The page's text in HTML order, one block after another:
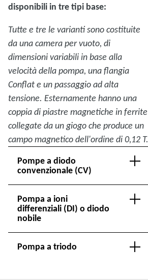
disponibili in tre tipi base:
Tutte e tre le varianti sono costituite
da una camera per vuoto, di
dimensioni variabili in base alla
velocità della pompa, una flangia
Conflat e un passaggio ad alta
tensione. Esternamente hanno una
coppia di piastre magnetiche in ferrite
collegate da un giogo che produce un
campo magnetico dell'ordine di 0,12 T.
Pompe a diodo
convenzionale (CV)
Pompa a ioni
differenziali (DI) o diodo
nobile
Pompa a triodo